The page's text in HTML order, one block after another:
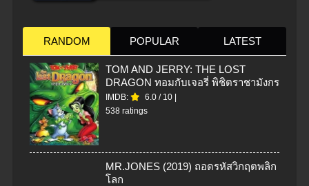
RANDOM POPULAR LATEST
TOM AND JERRY: THE LOST
DRAGON ทอมกับเจอรี่ พิชิตราชามังกร
IMDB: 6.0 / 10 |
538 ratings
MR.JONES (2019) ถอดรหัสวิกฤตพลิก
โลก